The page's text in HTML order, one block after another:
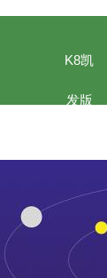
K8凯
发版